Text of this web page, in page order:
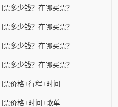
多少钱？在哪买票？
多少钱？在哪买票？
多少钱？在哪买票？
多少钱？在哪买票？
票价格+行程+时间
票价格+时间+歌单